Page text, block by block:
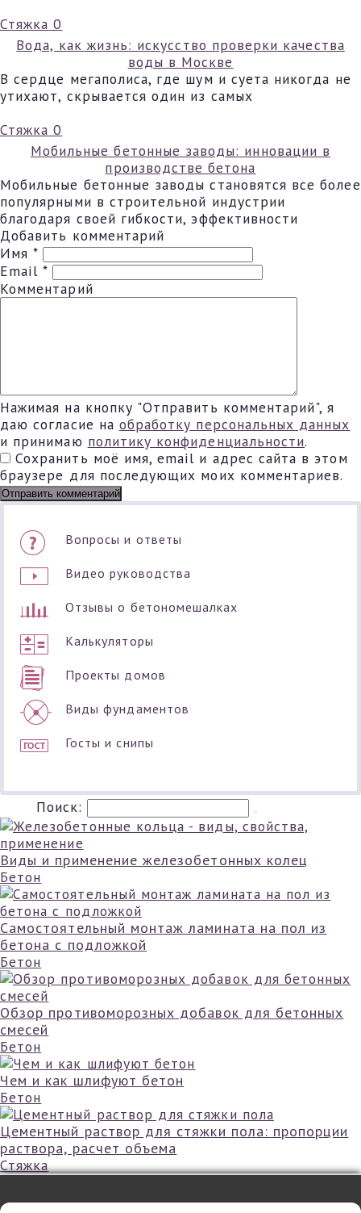
Стяжка 0
Вода, как жизнь: искусство проверки качества
воды в Москве
В сердце мегаполиса, где шум и суета никогда не
утихают, скрывается один из самых
Стяжка 0
Мобильные бетонные заводы: инновации в
производстве бетона
Мобильные бетонные заводы становятся все более
популярными в строительной индустрии
благодаря своей гибкости, эффективности
Добавить комментарий
Имя*
Email*
Комментарий
Нажимая на кнопку "Отправить комментарий", я
даю согласие на обработку персональных данных
и принимаю политику конфиденциальности.
Сохранить моё имя, email и адрес сайта в этом
браузере для последующих моих комментариев.
Вопросы и ответы
Видео руководства
Отзывы о бетономешалках
Калькуляторы
Проекты домов
Виды фундаментов
Госты и снипы
Поиск:
Виды и применение железобетонных колец
Бетон
Самостоятельный монтаж ламината на пол из
бетона с подложкой
Бетон
Обзор противоморозных добавок для бетонных
смесей
Бетон
Чем и как шлифуют бетон
Бетон
Цементный раствор для стяжки пола: пропорции
раствора, расчет объема
Стяжка
©2026 - mir-ckazok.ru